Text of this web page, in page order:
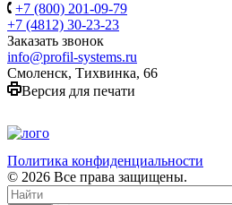
+7 (800) 201-09-79
+7 (4812) 30-23-23
Заказать звонок
info@profil-systems.ru
Смоленск, Тихвинка, 66
Версия для печати
Политика конфиденциальности
© 2026 Все права защищены.